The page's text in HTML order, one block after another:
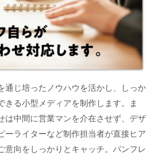
通じ培ったノウハウを活かし、しっか
きる小型メディアを制作します。ま
は中間に営業マンを介在させず、デザ
ーライターなど制作担当者が直接ヒア
意向をしっかりとキャッチ。パンフレ